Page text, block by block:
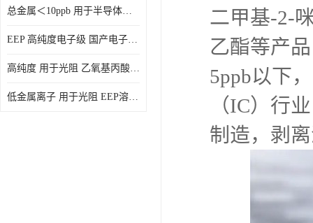
总金属＜10ppb 用于半导体清洗 3-乙氧基丙酸乙酯电子级
EEP 高纯度电子级 国产电子级EEP
高纯度 用于光阻 乙氧基丙酸乙酯电子级
低金属离子 用于光阻 EEP溶剂电子级
二甲基-2-
乙酯等产
5ppb以下
（IC）行
制造，剥